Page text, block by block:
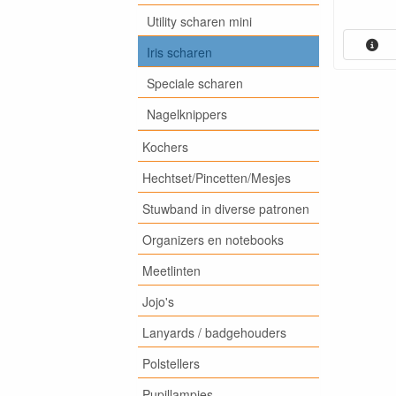
Utility scharen mini
Iris scharen
Speciale scharen
Nagelknippers
Kochers
Hechtset/Pincetten/Mesjes
Stuwband in diverse patronen
Organizers en notebooks
Meetlinten
Jojo's
Lanyards / badgehouders
Polstellers